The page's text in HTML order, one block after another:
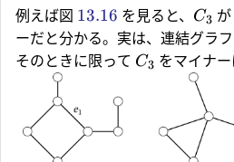
例えば図 13.16 を見ると、 C3 が
ーだと分かる。実は、連結グラ
そのときに限って C3 をマイナー